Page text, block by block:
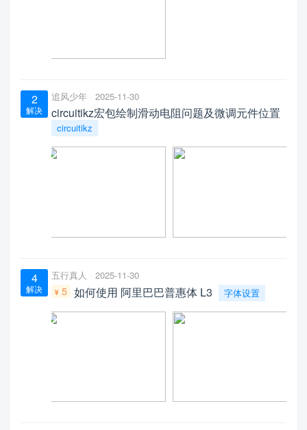
2
解决
追风少年 2025-11-30
circuitikz宏包绘制滑动电阻问题及微调元件位置
circuitikz
4
解决
五行真人 2025-11-30
5 如何使用 阿里巴巴普惠体 L3 字体设置